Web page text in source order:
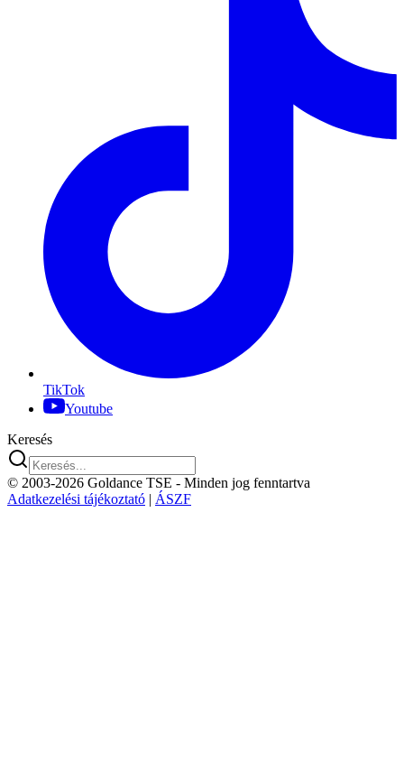
TikTok
Youtube
Keresés
© 2003-2026 Goldance TSE - Minden jog fenntartva
Adatkezelési tájékoztató | ÁSZF